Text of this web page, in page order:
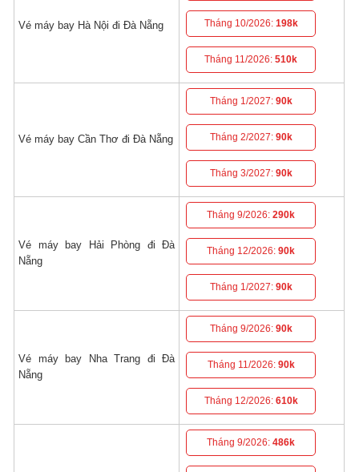
Vé máy bay Hà Nội đi Đà Nẵng Tháng 10/2026: 198k
Tháng 11/2026:510k
Vé máy bay Cần Thơ đi Đà Nẵng
Tháng 1/2027: 90k
Tháng 2/2027: 90k
Tháng 3/2027: 90k
Vé máy bay Hải Phòng đi Đà
Nẵng
Tháng 9/2026:290k
Tháng 12/2026:90k
Tháng 1/2027: 90k
Vé máy bay Nha Trang đi Đà
Nẵng
Tháng 9/2026: 90k
Tháng 11/2026: 90k
Tháng 12/2026: 610k
Tháng 9/2026:486k